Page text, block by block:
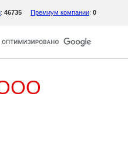
: 46735 Премиум компании: 0